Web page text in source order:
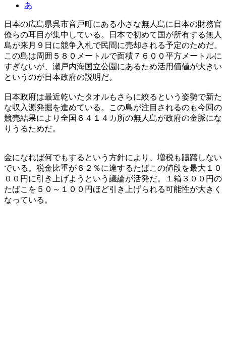
あ
日本の広島県呉市音戸町にある小さな無人島に日本の財務官
僚らの耳目が集中している。日本で初めて国が所有する無人
島が来月９日に競争入札で民間に売却される予定のためだ。
この島は周囲５８０メートルで面積７６００平方メートルに
すぎないが、瀬戸内海国立公園にあるため活用価値が大きい
というのが日本政府の説明だ。
日本政府は最近乾いたタオルもさらに絞るという姿勢で新た
な収入源発掘を進めている。この島が注目されるのも今回の
競売結果により全国６４１４カ所の無人島が政府の金脈にな
りうるためだ。
金になれば何でもするという方針により、増税も躊躇しない
でいる。税金比重が６２％に達するたばこの値段を最大１０
００円に引き上げようという議論が活発だ。１箱３００円の
たばこを５０～１００円ほど引き上げられる可能性が大きく
なっている。